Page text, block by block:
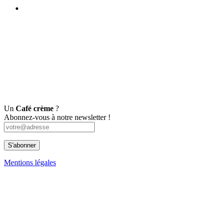
Un Café crème ?
Abonnez-vous à notre newsletter !
Mentions légales